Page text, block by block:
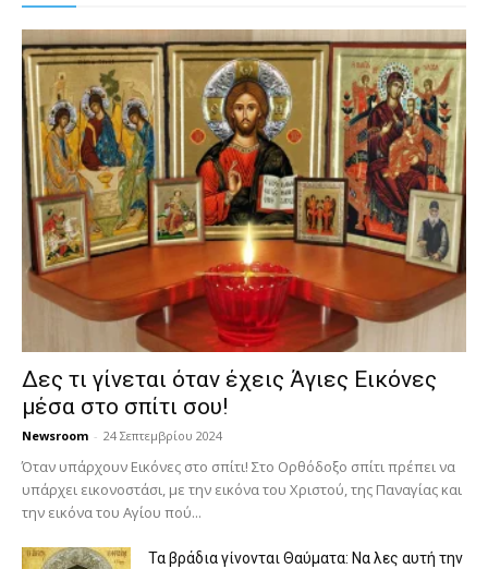
Δες τι γίνεται όταν έχεις Άγιες Εικόνες
μέσα στο σπίτι σου!
Newsroom - 24 Σεπτεμβρίου 2024
Όταν υπάρχουν Εικόνες στο σπίτι! Στο Ορθόδοξο σπίτι πρέπει να
υπάρχει εικονοστάσι, με την εικόνα του Χριστού, της Παν­αγίας και
την εικόνα του Αγίου πού...
Τα βράδια γίνονται Θαύματα: Να λες αυτή την